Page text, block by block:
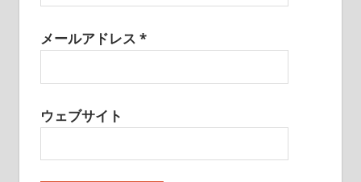
メールアドレス *
ウェブサイト